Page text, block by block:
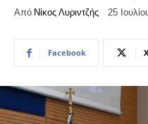
Από Νίκος Λυριντζής 25
Facebook X